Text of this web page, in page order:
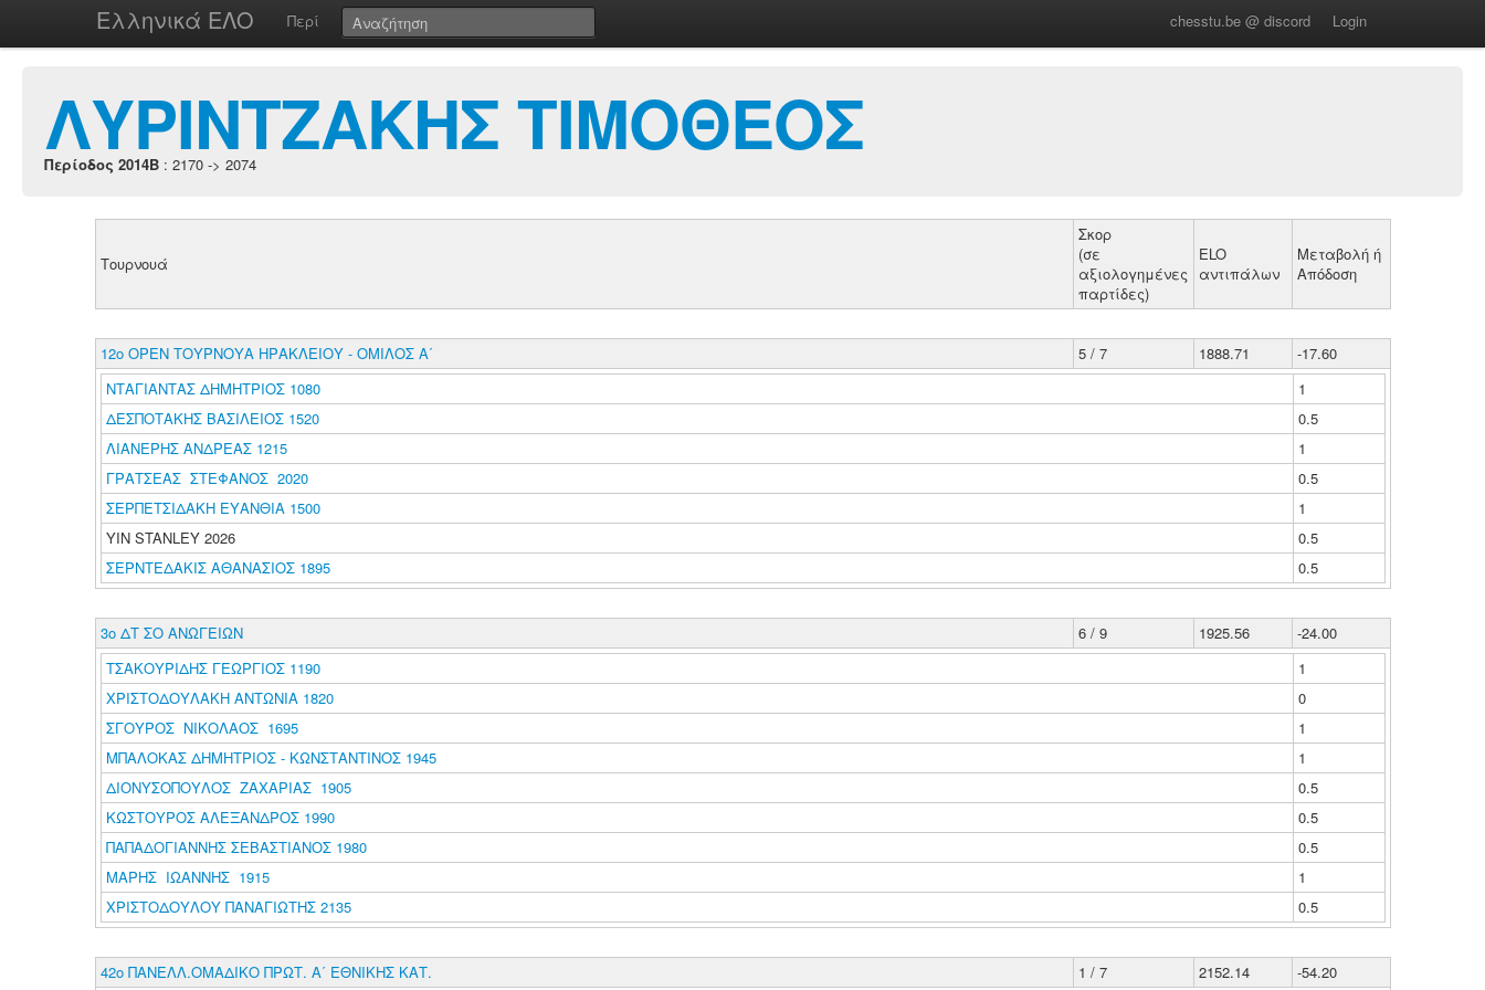
Ελληνικά ΕΛΟ Περί chesstu.be @ discord Login
ΛΥΡΙΝΤΖΑΚΗΣ ΤΙΜΟΘΕΟΣ
Περίοδος 2014B : 2170 -> 2074
Τουρνουά
Σκορ
(σε
αξιολογημένες
παρτίδες)
ELO
αντιπάλων
Μεταβολή ή
Απόδοση
12ο ΟΡΕΝ ΤΟΥΡΝΟΥΑ ΗΡΑΚΛΕΙΟΥ - ΟΜΙΛΟΣ Α΄ 5 / 7 1888.71
-17.60
ΝΤΑΓΙΑΝΤΑΣ ΔΗΜΗΤΡΙΟΣ 1080
1
ΔΕΣΠΟΤΑΚΗΣ ΒΑΣΙΛΕΙΟΣ 1520
0.5
ΛΙΑΝΕΡΗΣ ΑΝΔΡΕΑΣ 1215
1
ΓΡΑΤΣΕΑΣ ΣΤΕΦΑΝΟΣ 2020
0.5
ΣΕΡΠΕΤΣΙΔΑΚΗ ΕΥΑΝΘΙΑ 1500
1
YIN STANLEY 2026
0.5
ΣΕΡΝΤΕΔΑΚΙΣ ΑΘΑΝΑΣΙΟΣ 1895
0.5
3ο ΔΤ ΣΟ ΑΝΩΓΕΙΩΝ 6 / 9 1925.56
-24.00
ΤΣΑΚΟΥΡΙΔΗΣ ΓΕΩΡΓΙΟΣ 1190
1
ΧΡΙΣΤΟΔΟΥΛΑΚΗ ΑΝΤΩΝΙΑ 1820
0
ΣΓΟΥΡΟΣ ΝΙΚΟΛΑΟΣ 1695
1
ΜΠΑΛΟΚΑΣ ΔΗΜΗΤΡΙΟΣ - ΚΩΝΣΤΑΝΤΙΝΟΣ 1945
1
ΔΙΟΝΥΣΟΠΟΥΛΟΣ ΖΑΧΑΡΙΑΣ 1905
0.5
ΚΩΣΤΟΥΡΟΣ ΑΛΕΞΑΝΔΡΟΣ 1990
0.5
ΠΑΠΑΔΟΓΙΑΝΝΗΣ ΣΕΒΑΣΤΙΑΝΟΣ 1980
0.5
ΜΑΡΗΣ ΙΩΑΝΝΗΣ 1915
1
ΧΡΙΣΤΟΔΟΥΛΟΥ ΠΑΝΑΓΙΩΤΗΣ 2135
0.5
42ο ΠΑΝΕΛΛ.ΟΜΑΔΙΚΟ ΠΡΩΤ. Α΄ ΕΘΝΙΚΗΣ ΚΑΤ. 1 / 7 2152.14 -54.20